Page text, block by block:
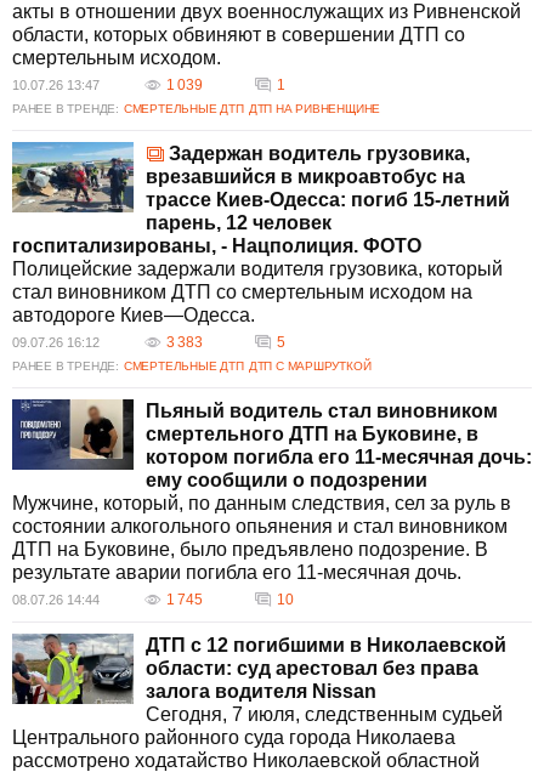
акты в отношении двух военнослужащих из Ривненской
области, которых обвиняют в совершении ДТП со
смертельным исходом.
10.07.26 13:47 1 039 1
РАНЕЕ В ТРЕНДЕ: СМЕРТЕЛЬНЫЕ ДТП ДТП НА РИВНЕНЩИНЕ
Задержан водитель грузовика,
врезавшийся в микроавтобус на
трассе Киев-Одесса: погиб 15-летний
парень, 12 человек
госпитализированы, - Нацполиция. ФОТО
Полицейские задержали водителя грузовика, который
стал виновником ДТП со смертельным исходом на
автодороге Киев—Одесса.
09.07.26 16:12 3 383 5
РАНЕЕ В ТРЕНДЕ: СМЕРТЕЛЬНЫЕ ДТП ДТП С МАРШРУТКОЙ
Пьяный водитель стал виновником
смертельного ДТП на Буковине, в
котором погибла его 11-месячная дочь:
ему сообщили о подозрении
Мужчине, который, по данным следствия, сел за руль в
состоянии алкогольного опьянения и стал виновником
ДТП на Буковине, было предъявлено подозрение. В
результате аварии погибла его 11-месячная дочь.
08.07.26 14:44 1 745 10
ДТП с 12 погибшими в Николаевской
области: суд арестовал без права
залога водителя Nissan
Сегодня, 7 июля, следственным судьей
Центрального районного суда города Николаева
рассмотрено ходатайство Николаевской областной